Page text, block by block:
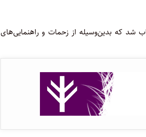
شد که بدین‌وسیله از زحمات و راهنمایی‌های